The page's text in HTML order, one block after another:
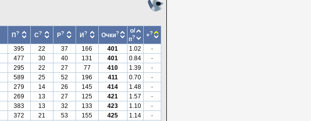
П? С? Р? И? Очки?
о/
п? +?
395 22 37 166 401 1.02 -
477 30 40 131 401 0.84 -
295 22 27 77 410 1.39 -
589 25 52 196 411 0.70 -
279 14 26 145 414 1.48 -
269 13 27 125 421 1.57 -
383 13 32 133 423 1.10 -
372 21 53 155 425 1.14 -